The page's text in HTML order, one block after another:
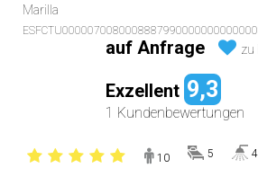
Marilla
auf Anfrage zu
Exzellent 9,3
1 Kundenbewertungen
10 5 4